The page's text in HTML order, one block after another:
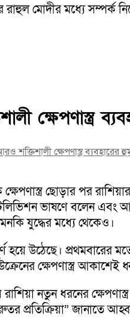
রাহুল মোদীর মধ্যে
ক্ষেপণাস্ত্র
শক্তিশালী ক্ষেপণাস্ত্র ব্যবহারের
ছোড়ার পর
ভাষণে বলেন
যুদ্ধের মধ্যে থেকেও।
হয়ে উঠেছে। প্রথমবারের
ক্ষেপণাস্ত্র আকাশেই
নতুন ধরনের
প্রতিক্রিয়া” জানাতে